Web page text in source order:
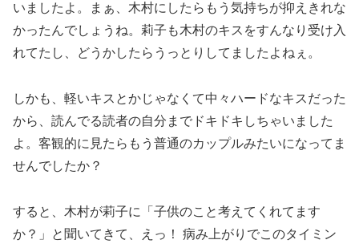
いましたよ。まぁ、木村にしたらもう気持ちが抑えきれな
かったんでしょうね。莉子も木村のキスをすんなり受け入
れてたし、どうかしたらうっとりしてましたよねぇ。
しかも、軽いキスとかじゃなくて中々ハードなキスだった
から、読んでる読者の自分までドキドキしちゃいました
よ。客観的に見たらもう普通のカップルみたいになってま
せんでしたか？
すると、木村が莉子に「子供のこと考えてくれてます
か？」と聞いてきて、えっ！ 病み上がりでこのタイミン